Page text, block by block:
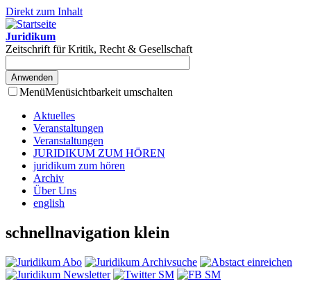
Direkt zum Inhalt
Juridikum
Zeitschrift für Kritik, Recht & Gesellschaft
MenüMenüsichtbarkeit umschalten
Aktuelles
Veranstaltungen
Veranstaltungen
JURIDIKUM ZUM HÖREN
juridikum zum hören
Archiv
Über Uns
english
schnellnavigation klein